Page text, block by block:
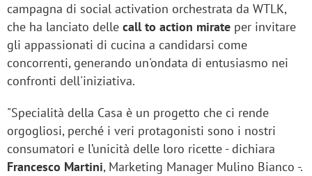
campagna di social activation orchestrata da WTLK,
che ha lanciato delle call to action mirate per invitare
gli appassionati di cucina a candidarsi come
concorrenti, generando un'ondata di entusiasmo nei
confronti dell'iniziativa.
"Specialità della Casa è un progetto che ci rende
orgogliosi, perché i veri protagonisti sono i nostri
consumatori e l’unicità delle loro ricette - dichiara
Francesco Martini, Marketing Manager Mulino Bianco -.